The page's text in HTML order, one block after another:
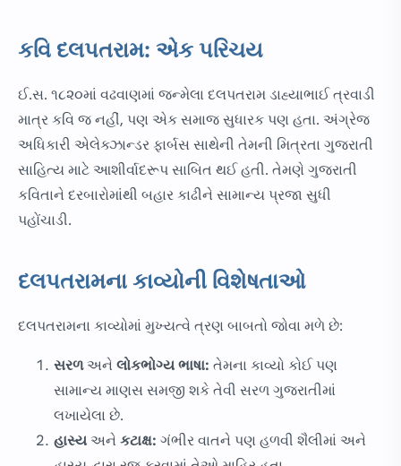
કવિ દલપતરામ: એક પરિચય
ઈ.સ. ૧૮૨૦માં વઢવાણમાં જન્મેલા દલપતરામ ડાહ્યાભાઈ ત્રવાડી
માત્ર કવિ જ નહીં, પણ એક સમાજ સુધારક પણ હતા. અંગ્રેજ
અધિકારી એલેક્ઝાન્ડર ફાર્બસ સાથેની તેમની મિત્રતા ગુજરાતી
સાહિત્ય માટે આશીર્વાદરૂપ સાબિત થઈ હતી. તેમણે ગુજરાતી
કવિતાને દરબારોમાંથી બહાર કાઢીને સામાન્ય પ્રજા સુધી
પહોંચાડી.
દલપતરામના કાવ્યોની વિશેષતાઓ
દલપતરામના કાવ્યોમાં મુખ્યત્વે ત્રણ બાબતો જોવા મળે છે:
સરળ અને લોકભોગ્ય ભાષા: તેમના કાવ્યો કોઈ પણ
સામાન્ય માણસ સમજી શકે તેવી સરળ ગુજરાતીમાં
લખાયેલા છે.
હાસ્ય અને કટાક્ષ: ગંભીર વાતને પણ હળવી શૈલીમાં અને